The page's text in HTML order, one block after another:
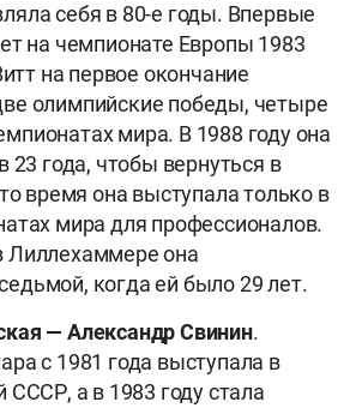
себя в 80-е годы. Впервые
на чемпионате Европы 1983
на первое окончание
олимпийские победы, четыре
мира. В 1988 году она
23 года, чтобы вернуться в
время она выступала только в
мира для профессионалов.
Лиллехаммере она
когда ей было 29 лет.
— Александр Свинин.
с 1981 года выступала в
СССР, а в 1983 году стала